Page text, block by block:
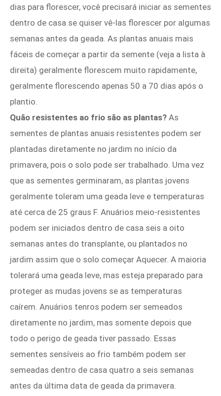
dias para florescer, você precisará iniciar as sementes
dentro de casa se quiser vê-las florescer por algumas
semanas antes da geada. As plantas anuais mais
fáceis de começar a partir da semente (veja a lista à
direita) geralmente florescem muito rapidamente,
geralmente florescendo apenas 50 a 70 dias após o
plantio.
Quão resistentes ao frio são as plantas? As
sementes de plantas anuais resistentes podem ser
plantadas diretamente no jardim no início da
primavera, pois o solo pode ser trabalhado. Uma vez
que as sementes germinaram, as plantas jovens
geralmente toleram uma geada leve e temperaturas
até cerca de 25 graus F. Anuários meio-resistentes
podem ser iniciados dentro de casa seis a oito
semanas antes do transplante, ou plantados no
jardim assim que o solo começar Aquecer. A maioria
tolerará uma geada leve, mas esteja preparado para
proteger as mudas jovens se as temperaturas
caírem. Anuários tenros podem ser semeados
diretamente no jardim, mas somente depois que
todo o perigo de geada tiver passado. Essas
sementes sensíveis ao frio também podem ser
semeadas dentro de casa quatro a seis semanas
antes da última data de geada da primavera.